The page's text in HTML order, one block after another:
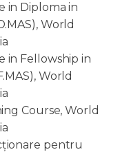
in Diploma in
World
in Fellowship in
World
Course, World
pentru